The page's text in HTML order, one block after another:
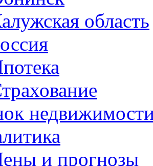
область
и прогнозы